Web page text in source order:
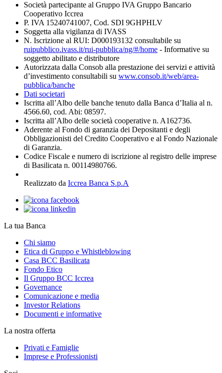
Società partecipante al Gruppo IVA Gruppo Bancario
Cooperativo Iccrea
P. IVA 15240741007, Cod. SDI 9GHPHLV
Soggetta alla vigilanza di IVASS
N. Iscrizione al RUI: D000193132 consultabile su
ruipubblico.ivass.it/rui-pubblica/ng/#/home - Informative su
soggetto abilitato e distributore
Autorizzata dalla Consob alla prestazione dei servizi e attività
d’investimento consultabili su www.consob.it/web/area-
pubblica/banche
Dati societari
Iscritta all’Albo delle banche tenuto dalla Banca d’Italia al n.
4566.60, cod. Abi: 08597.
Iscritta all’Albo delle società cooperative n. A162736.
Aderente al Fondo di garanzia dei Depositanti e degli
Obbligazionisti del Credito Cooperativo e al Fondo Nazionale
di Garanzia.
Codice Fiscale e numero di iscrizione al registro delle imprese
di Basilicata n. 00114980766.
Realizzato da Iccrea Banca S.p.A
La tua Banca
Chi siamo
Etica di Gruppo e Whistleblowing
Casa BCC Basilicata
Fondo Etico
Il Gruppo BCC Iccrea
Governance
Comunicazione e media
Investor Relations
Documenti e informative
La nostra offerta
Privati e Famiglie
Imprese e Professionisti